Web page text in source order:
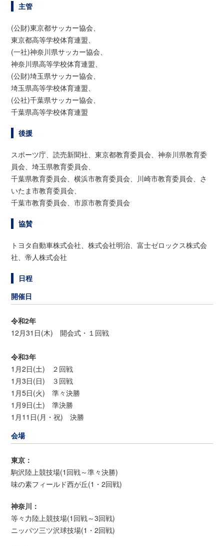
主管
(公財)東京都サッカー協会、
東京都高等学校体育連盟、
(一社)神奈川県サッカー協会、
神奈川県高等学校体育連盟、
(公財)埼玉県サッカー協会、
埼玉県高等学校体育連盟、
(公社)千葉県サッカー協会、
千葉県高等学校体育連盟
後援
スポーツ庁、読売新聞社、東京都教育委員会、神奈川県教育委
員会、埼玉県教育委員会、
千葉県教育委員会、横浜市教育委員会、川崎市教育委員会、さ
いたま市教育委員会、
千葉市教育委員会、市原市教育委員会
協賛
トヨタ自動車株式会社、株式会社明治、富士ゼロックス株式会
社、帝人株式会社
日程
開催日
令和2年
12月31日(木) 開会式・１回戦
令和3年
1月2日(土) ２回戦
1月3日(日) ３回戦
1月5日(火) 準々決勝
1月9日(土) 準決勝
1月11日(月・祝) 決勝
会場
東京：
駒沢陸上競技場(1回戦～準々決勝)
味の素フィールド西が丘(1・2回戦)
神奈川：
等々力陸上競技場(1回戦～3回戦)
ニッパツ三ツ沢球技場(1・2回戦)